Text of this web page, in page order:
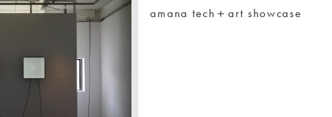
amana tech＋art showcase